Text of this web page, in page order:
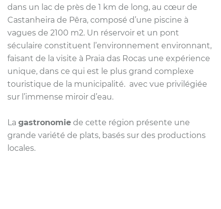
dans un lac de près de 1 km de long, au cœur de
Castanheira de Pêra, composé d’une piscine à
vagues de 2100 m2. Un réservoir et un pont
séculaire constituent l’environnement environnant,
faisant de la visite à Praia das Rocas une expérience
unique, dans ce qui est le plus grand complexe
touristique de la municipalité. avec vue privilégiée
sur l’immense miroir d’eau.
La gastronomie de cette région présente une
grande variété de plats, basés sur des productions
locales.